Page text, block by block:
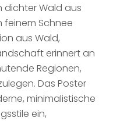
dichter Wald aus
feinem Schnee
aus Wald,
erinnert an
Regionen,
Das Poster
minimalistische
ein,